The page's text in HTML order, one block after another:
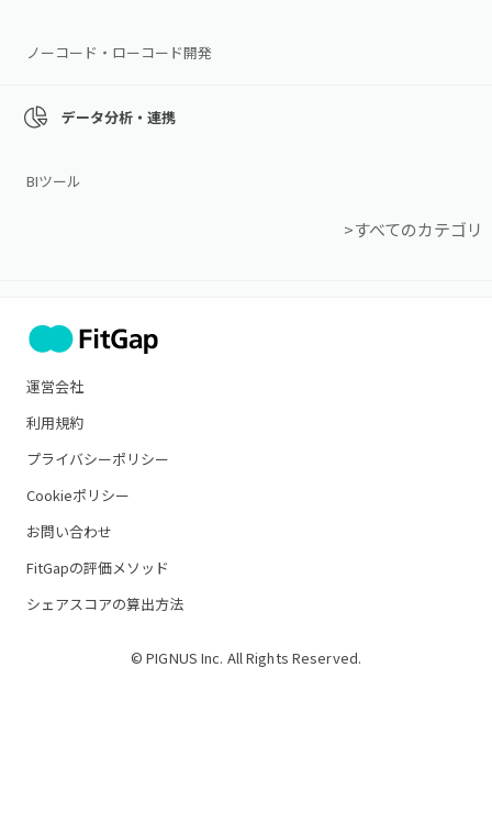
ノーコード・ローコード開発
データ分析・連携
BIツール
>すべてのカテゴリ
運営会社
利用規約
プライバシーポリシー
Cookieポリシー
お問い合わせ
FitGapの評価メソッド
シェアスコアの算出方法
© PIGNUS Inc. All Rights Reserved.